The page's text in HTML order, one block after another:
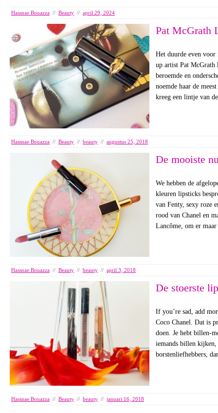
Hassnae Bouazza // Beauty // april 29, 2024
Pat McGrath
Het duurde even
up artist Pat McGrath
beroemde en
noemde haar de
kreeg een lintje van
Hassnae Bouazza // Beauty // beauty // augustus 25, 2018
De mooiste
We hebben de
kleuren lipsticks
van Fenty, sexy roze
rood van Chanel en
Lancôme, om er
Hassnae Bouazza // Beauty // beauty // april 3, 2018
De stoerste
If you’re sad, add
Coco Chanel. Dat is
doen. Je hebt billen-
iemands billen
borstenliefhebbers,
Hassnae Bouazza // Beauty // beauty // januari 16, 2018